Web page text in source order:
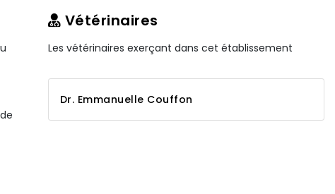
Vétérinaires
Les vétérinaires exerçant dans cet établissement
Dr. Emmanuelle Couffon